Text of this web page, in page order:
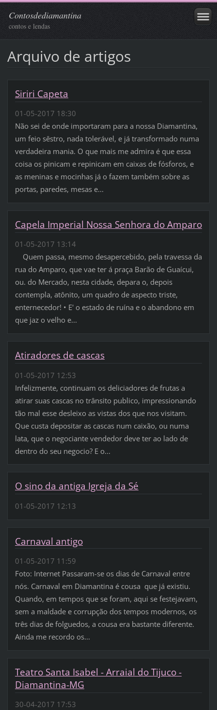
Contosdediamantina
contos e lendas
Arquivo de artigos
Siriri Capeta
01-05-2017 18:30
Não sei de onde importaram para a nossa Diamantina,
um feio sêstro, nada tolerável, e já transformado numa
verdadeira mania. O que mais me admira é que essa
coisa os pinicam e repinicam em caixas de fósforos, e
as meninas e mocinhas já o fazem também sobre as
portas, paredes, mesas e...
Capela Imperial Nossa Senhora do Amparo
01-05-2017 13:14
Quem passa, mesmo desapercebido, pela travessa da
rua do Amparo, que vae ter á praça Barão de Guaícui,
ou. do Mercado, nesta cidade, depara o, depois
contempla, atônito, um quadro de aspecto triste,
enternecedor! • E' o estado de ruína e o abandono em
que jaz o velho e...
Atiradores de cascas
01-05-2017 12:53
Infelizmente, continuam os deliciadores de frutas a
atirar suas cascas no trânsito publico, impressionando
tão mal esse desleixo as vistas dos que nos visitam.
Que custa depositar as cascas num caixão, ou numa
lata, que o negociante vendedor deve ter ao lado de
dentro do seu negocio? E o...
O sino da antiga Igreja da Sé
01-05-2017 12:13
Carnaval antigo
01-05-2017 11:59
Foto: Internet Passaram-se os dias de Carnaval entre
nós. Carnaval em Diamantina é cousa que já existiu.
Quando, em tempos que se foram, aqui se festejavam,
sem a maldade e corrupção dos tempos modernos, os
três dias de folguedos, a cousa era bastante diferente.
Ainda me recordo os...
Teatro Santa Isabel - Arraial do Tijuco -
Diamantina-MG
30-04-2017 17:53